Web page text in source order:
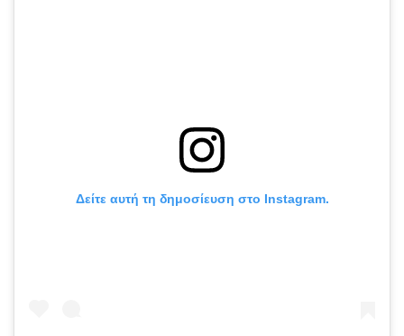
Δείτε αυτή τη δημοσίευση στο Instagram.